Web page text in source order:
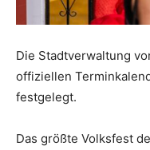
Die Stadtverwaltung
offiziellen
festgelegt.
Das größte Volksfest